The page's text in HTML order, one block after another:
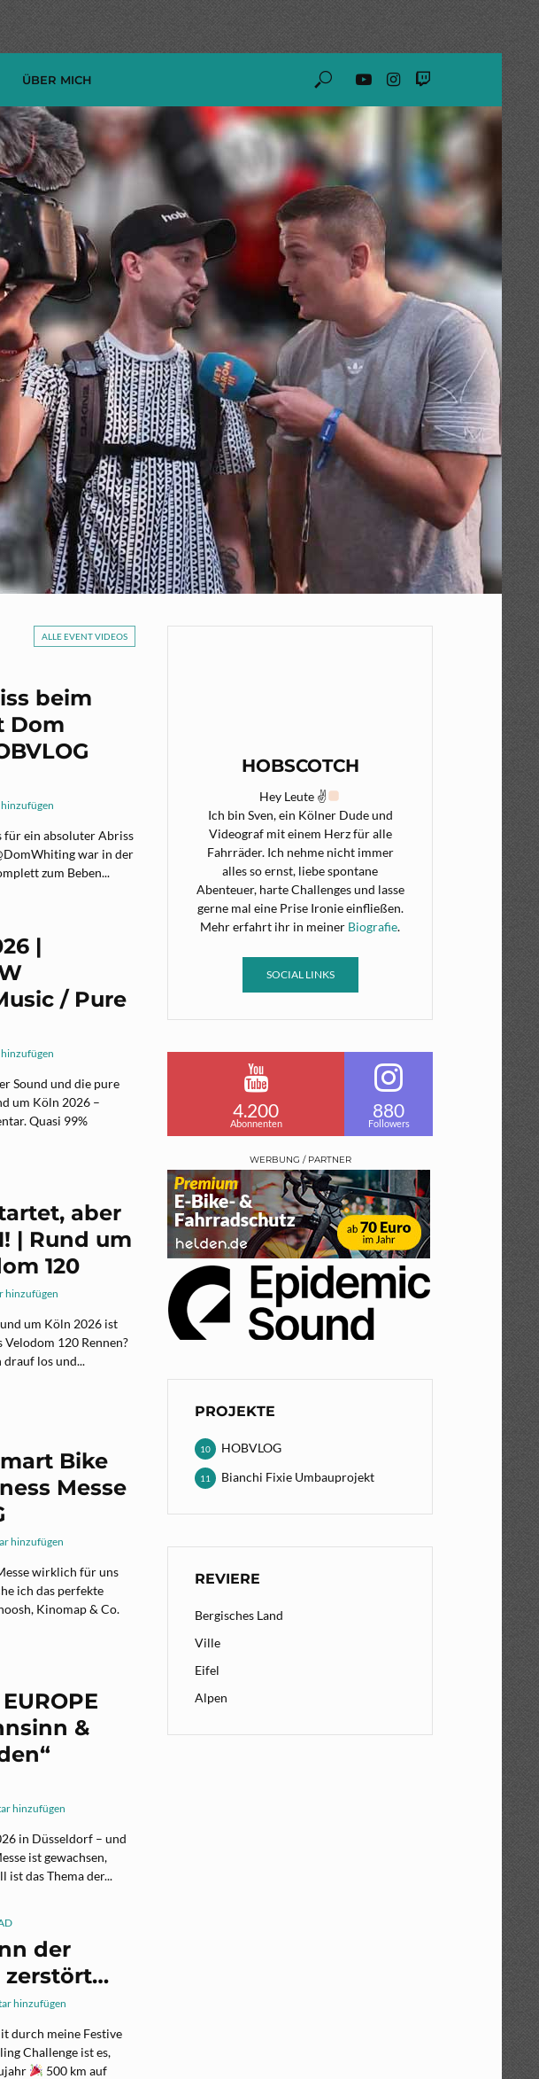
ÜBER MICH
ALLE EVENT VIDEOS
beim
Dom
für ein absoluter Abriss
war in der
zum Beben...
|
/ Pure
Sound und die pure
um Köln 2026 –
Quasi 99%
aber
| Rund um
120
hinzufügen
um Köln 2026 ist
120 Rennen?
drauf los und...
Bike
Messe
hinzufügen
wirklich für uns
ich das perfekte
Kinomap & Co.
&
hinzufügen
in Düsseldorf – und
ist gewachsen,
ist das Thema der...
der
zerstört…
hinzufügen
durch meine Festive
Challenge ist es,
500 km auf
HOBSCOTCH
Hey Leute ✌
Ich bin Sven, ein Kölner Dude und
Videograf mit einem Herz für alle
Fahrräder. Ich nehme nicht immer
alles so ernst, liebe spontane
Abenteuer, harte Challenges und lasse
gerne mal eine Prise Ironie einfließen.
Mehr erfahrt ihr in meiner Biografie.
SOCIAL LINKS
4.200
Abonnenten
880
Followers
WERBUNG / PARTNER
PROJEKTE
HOBVLOG
10
Bianchi Fixie Umbauprojekt
11
REVIERE
Bergisches Land
Ville
Eifel
Alpen